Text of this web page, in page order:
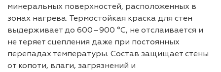
минеральных поверхностей, расположенных в
зонах нагрева. Термостойкая краска для стен
выдерживает до 600–900 °C, не отслаивается и
не теряет сцепления даже при постоянных
перепадах температуры. Состав защищает стены
от копоти, влаги, загрязнений и